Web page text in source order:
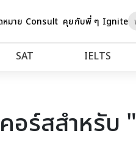
หมาย Consult คุยกับพี่ ๆ Ignite
SAT IELTS
อร์สสำหรับ